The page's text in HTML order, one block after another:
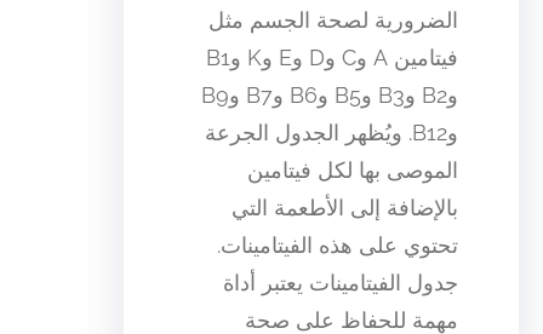
الضرورية لصحة الجسم مثل
فيتامين A وC وD وE وK وB1
وB2 وB3 وB5 وB6 وB7 وB9
وB12. ويُظهر الجدول الجرعة
الموصى بها لكل فيتامين
بالإضافة إلى الأطعمة التي
تحتوي على هذه الفيتامينات.
جدول الفيتامينات يعتبر أداة
مهمة للحفاظ على صحة